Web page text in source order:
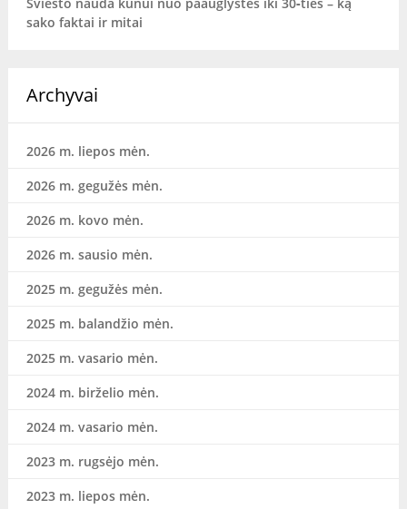
sako faktai ir mitai
Archyvai
2026 m. liepos mėn.
2026 m. gegužės mėn.
2026 m. kovo mėn.
2026 m. sausio mėn.
2025 m. gegužės mėn.
2025 m. balandžio mėn.
2025 m. vasario mėn.
2024 m. birželio mėn.
2024 m. vasario mėn.
2023 m. rugsėjo mėn.
2023 m. liepos mėn.